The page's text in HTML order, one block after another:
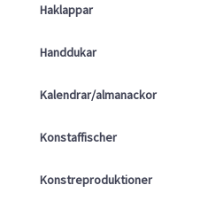
Haklappar
Handdukar
Kalendrar/almanackor
Konstaffischer
Konstreproduktioner